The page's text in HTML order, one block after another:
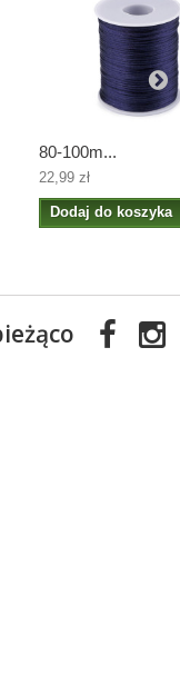
80-100m...
22,99 zł
Dodaj do koszyka